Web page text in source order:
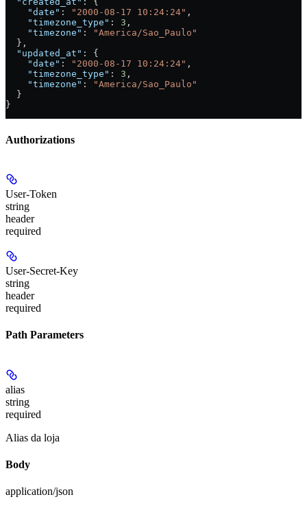
    "date"
: "2000-08-17 10:24:24" ,
    "timezone_type"
: 3 ,
    "timezone"
:
"America/Sao_Paulo"
  },
  "updated_at"
: {
    "date"
: "2000-08-17 10:24:24" ,
    "timezone_type"
: 3 ,
    "timezone"
:
"America/Sao_Paulo"
  }
}
Authorizations
User-Token
string
header
required
User-Secret-Key
string
header
required
Path Parameters
alias
string
required
Alias da loja
Body
application/json